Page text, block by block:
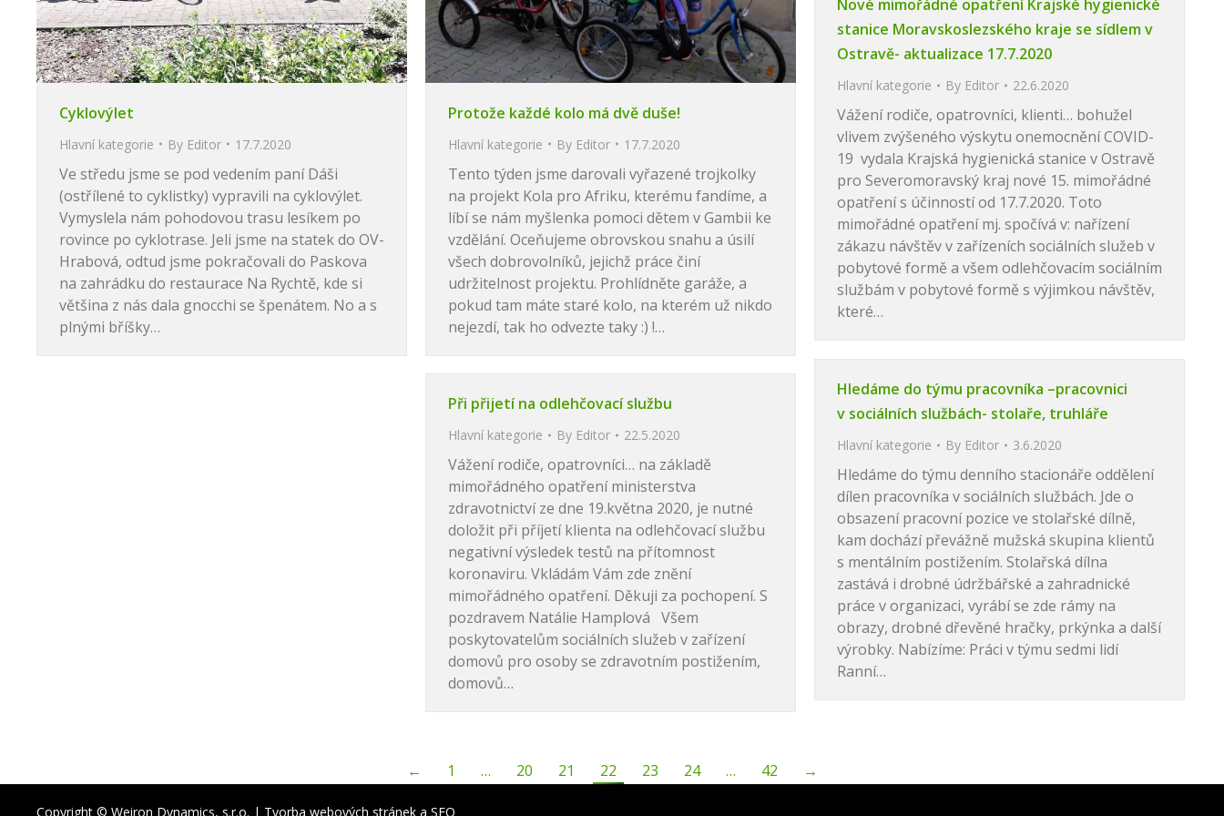
Cyklovýlet
Hlavní kategorie By Editor 17.7.2020
Ve středu jsme se pod vedením paní Dáši
(ostřílené to cyklistky) vypravili na cyklovýlet.
Vymyslela nám pohodovou trasu lesíkem po
rovince po cyklotrase. Jeli jsme na statek do OV-
Hrabová, odtud jsme pokračovali do Paskova
na zahrádku do restaurace Na Rychtě, kde si
většina z nás dala gnocchi se špenátem. No a s
plnými bříšky…
Protože každé kolo má dvě duše!
Hlavní kategorie By Editor 17.7.2020
Tento týden jsme darovali vyřazené trojkolky
na projekt Kola pro Afriku, kterému fandíme, a
líbí se nám myšlenka pomoci dětem v Gambii ke
vzdělání. Oceňujeme obrovskou snahu a úsilí
všech dobrovolníků, jejichž práce činí
udržitelnost projektu. Prohlídněte garáže, a
pokud tam máte staré kolo, na kterém už nikdo
nejezdí, tak ho odvezte taky :) !…
Nové mimořádné opatření Krajské hygienické
stanice Moravskoslezského kraje se sídlem v
Ostravě- aktualizace 17.7.2020
Hlavní kategorie By Editor 22.6.2020
Vážení rodiče, opatrovníci, klienti… bohužel
vlivem zvýšeného výskytu onemocnění COVID-
19 vydala Krajská hygienická stanice v Ostravě
pro Severomoravský kraj nové 15. mimořádné
opatření s účinností od 17.7.2020. Toto
mimořádné opatření mj. spočívá v: nařízení
zákazu návštěv v zařízeních sociálních služeb v
pobytové formě a všem odlehčovacím sociálním
službám v pobytové formě s výjimkou návštěv,
které…
Hledáme do týmu pracovníka –pracovnici
v sociálních službách- stolaře, truhláře
Hlavní kategorie By Editor 3.6.2020
Hledáme do týmu denního stacionáře oddělení
dílen pracovníka v sociálních službách. Jde o
obsazení pracovní pozice ve stolařské dílně,
kam dochází převážně mužská skupina klientů
s mentálním postižením. Stolařská dílna
zastává i drobné údržbářské a zahradnické
práce v organizaci, vyrábí se zde rámy na
obrazy, drobné dřevěné hračky, prkýnka a další
výrobky. Nabízíme: Práci v týmu sedmi lidí
Ranní…
Při přijetí na odlehčovací službu
Hlavní kategorie By Editor 22.5.2020
Vážení rodiče, opatrovníci… na základě
mimořádného opatření ministerstva
zdravotnictví ze dne 19.května 2020, je nutné
doložit při příjetí klienta na odlehčovací službu
negativní výsledek testů na přítomnost
koronaviru. Vkládám Vám zde znění
mimořádného opatření. Děkuji za pochopení. S
pozdravem Natálie Hamplová Všem
poskytovatelům sociálních služeb v zařízení
domovů pro osoby se zdravotním postižením,
domovů…
← 1 … 20 21 22 23 24 … 42 →
Copyright © Weiron Dynamics, s.r.o. | Tvorba webových stránek a SEO